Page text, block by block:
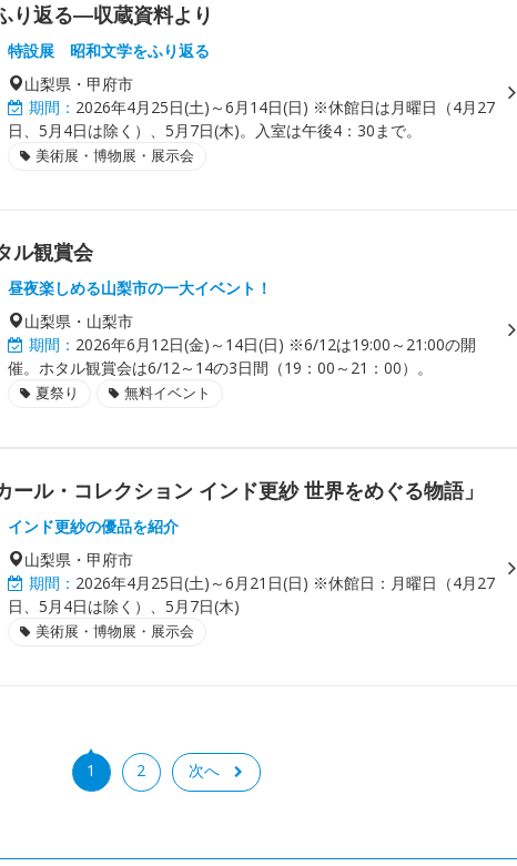
返る―収蔵資料より
特設展 昭和文学をふり返る
山梨県・甲府市
期間： 2026年4月25日(土)～6月14日(日) ※休館日は月曜日（4月27
日、5月4日は除く）、5月7日(木)。入室は午後4：30まで。
美術展・博物展・展示会
ル観賞会
昼夜楽しめる山梨市の一大イベント！
山梨県・山梨市
期間： 2026年6月12日(金)～14日(日) ※6/12は19:00～21:00の開
催。ホタル観賞会は6/12～14の3日間（19：00～21：00）。
夏祭り 無料イベント
ール・コレクション インド更紗 世界をめぐる物語」
インド更紗の優品を紹介
山梨県・甲府市
期間： 2026年4月25日(土)～6月21日(日) ※休館日：月曜日（4月27
日、5月4日は除く）、5月7日(木)
美術展・博物展・展示会
1 2 次へ